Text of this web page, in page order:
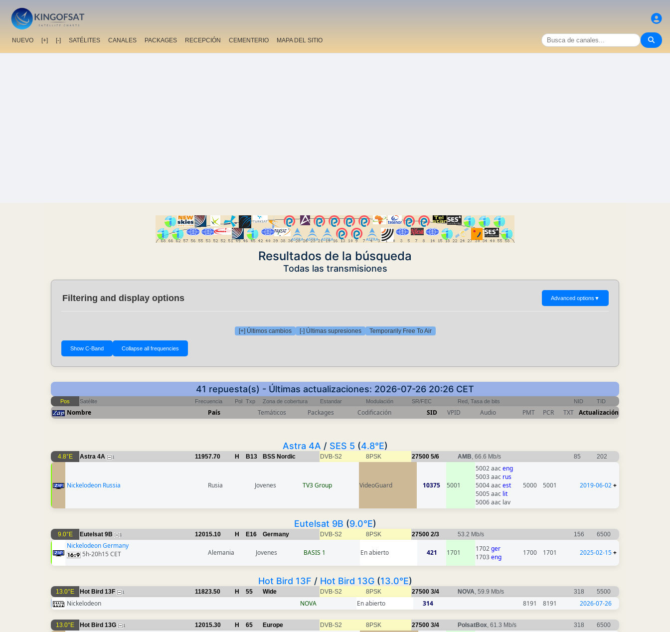
NUEVO [+] [-] SATÉLITES CANALES PACKAGES RECEPCIÓN CEMENTERIO MAPA DEL SITIO
Resultados de la búsqueda
Todas las transmisiones
Filtering and display options Advanced options ▼
[+] Últimos cambios [-] Últimas supresiones Temporarily Free To Air
41 repuesta(s) - Últimas actualizaciones: 2026-07-26 20:26 CET
Pos Satélite Frecuencia Pol Txp Zona de cobertura Estandar Modulación SR/FEC Red, Tasa de bits NID TID
Nombre País Temáticos Packages Codificación SID VPID Audio PMT PCR TXT Actualización
Astra 4A / SES 5 (4.8°E)
4.8°E Astra 4A 1 11957.70 H B13 BSS Nordic DVB-S2 8PSK 27500 5/6 AMB, 66.6 Mb/s 85 202
Nickelodeon Russia Rusia Jovenes TV3 Group VideoGuard 10375 5001
5002 aaceng
5003 aac rus
5004 aacest
5005 aac lit
5006 aac lav
5000 5001 2019-06-02+
Eutelsat 9B (9.0°E)
9.0°E Eutelsat 9B 1 12015.10 H E16 Germany DVB-S2 8PSK 27500 2/3 53.2 Mb/s 156 6500
Nickelodeon Germany
5h-20h15 CET
Alemania Jovenes BASIS 1 En abierto 421 1701 1702ger
1703eng
1700 1701 2025-02-15+
Hot Bird 13F / Hot Bird 13G(13.0°E)
13.0°E Hot Bird 13F 1 11823.50 H 55 Wide DVB-S2 8PSK 27500 3/4 NOVA, 59.9 Mb/s 318 5500
Nickelodeon NOVA En abierto 314 8191 8191 2026-07-26
13.0°E Hot Bird 13G 1 12015.30 H 65 Europe DVB-S2 8PSK 27500 3/4 PolsatBox, 61.3 Mb/s 318 6500